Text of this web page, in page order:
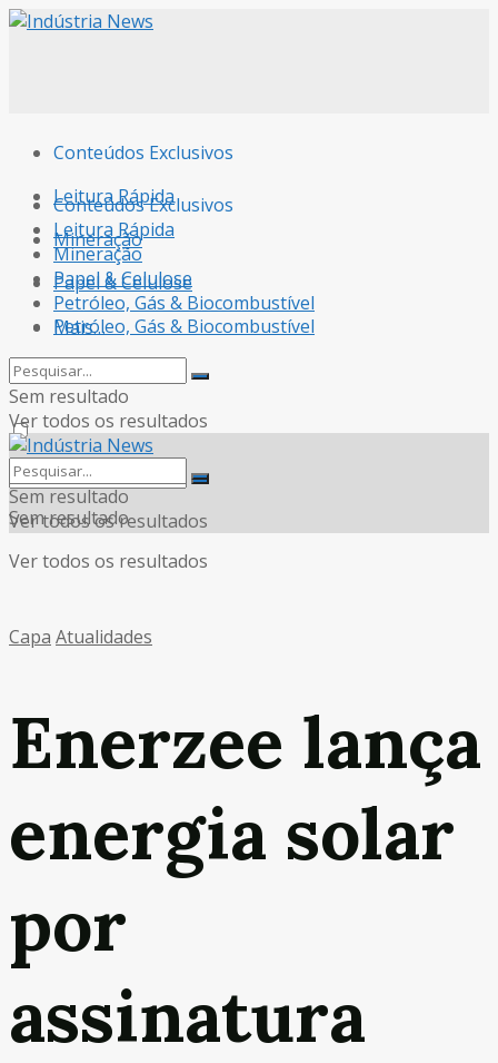
Conteúdos Exclusivos
Leitura Rápida
Mineração
Papel & Celulose
Petróleo, Gás & Biocombustível
Mais…
Sem resultado
Ver todos os resultados
Conteúdos Exclusivos
Leitura Rápida
Mineração
Papel & Celulose
Petróleo, Gás & Biocombustível
Mais…
Sem resultado
Ver todos os resultados
Sem resultado
Ver todos os resultados
Capa Atualidades
Enerzee lança
energia solar
por
assinatura